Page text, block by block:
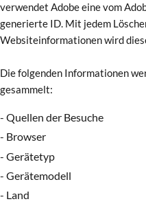
verwendet Adobe eine vom
generierte ID. Mit jedem
Websiteinformationen wird
Die folgenden Informationen
gesammelt:
- Quellen der Besuche
- Browser
- Gerätetyp
- Gerätemodell
- Land